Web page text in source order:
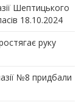
Шептицького
18.10.2024
руку
№8 придбали